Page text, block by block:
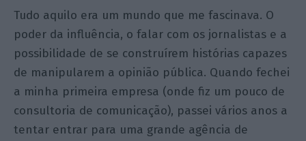
Tudo aquilo era um mundo que me fascinava. O
poder da influência, o falar com os jornalistas e a
possibilidade de se construírem histórias capazes
de manipularem a opinião pública. Quando fechei
a minha primeira empresa (onde fiz um pouco de
consultoria de comunicação), passei vários anos a
tentar entrar para uma grande agência de